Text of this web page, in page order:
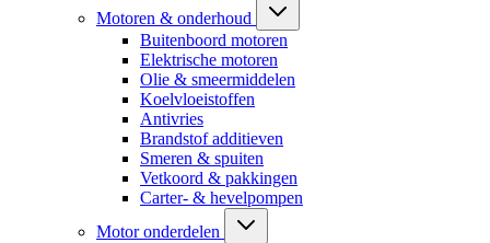
Motoren & onderhoud
Buitenboord motoren
Elektrische motoren
Olie & smeermiddelen
Koelvloeistoffen
Antivries
Brandstof additieven
Smeren & spuiten
Vetkoord & pakkingen
Carter- & hevelpompen
Motor onderdelen